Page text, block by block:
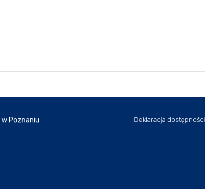
Poznaniu Deklaracja dostępności